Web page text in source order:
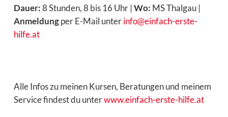
Dauer:8 Stunden, 8 bis 16 Uhr |Wo: MS Thalgau |
Anmeldungper E-Mail unterinfo@einfach-erste-
hilfe.at
Alle Infos zu meinen Kursen, Beratungen und meinem
Service findest du unterwww.einfach-erste-hilfe.at